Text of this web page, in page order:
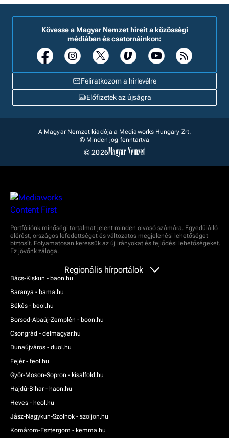
Feliratkozom a hírlevélre
Kövesse a Magyar Nemzet híreit a közösségi
médiában és csatornáinkon:
Előfizetek az újságra
A Magyar Nemzet kiadója a Mediaworks Hungary Zrt.
© Minden jog fenntartva
© 2026
Portfóliónk minőségi tartalmat jelent minden olvasó számára. Egyedülálló
elérést, országos lefedettséget és változatos megjelenési lehetőséget
biztosít. Folyamatosan keressük az új irányokat és fejlődési lehetőségeket.
Ez jövőnk záloga.
Regionális hírportálok
Bács-Kiskun - baon.hu
Baranya - bama.hu
Békés - beol.hu
Borsod-Abaúj-Zemplén - boon.hu
Csongrád - delmagyar.hu
Dunaújváros - duol.hu
Fejér - feol.hu
Győr-Moson-Sopron - kisalfold.hu
Hajdú-Bihar - haon.hu
Heves - heol.hu
Jász-Nagykun-Szolnok - szoljon.hu
Komárom-Esztergom - kemma.hu